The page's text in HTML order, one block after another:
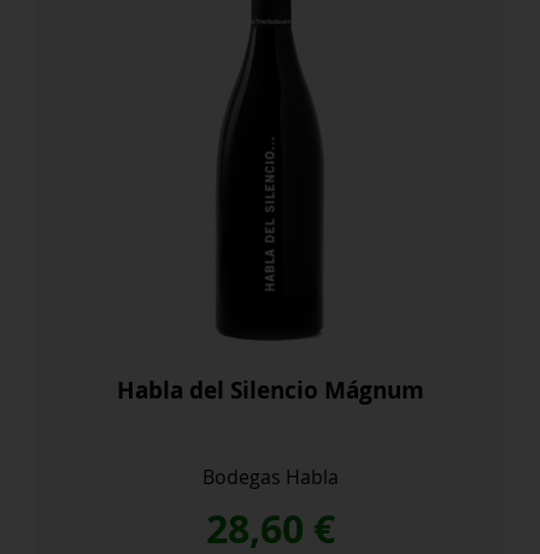
Habla del Silencio Mágnum
Bodegas Habla
28,60 €